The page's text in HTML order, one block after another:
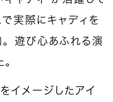
実際にキャディを
遊び心あふれる演
イメージしたアイ